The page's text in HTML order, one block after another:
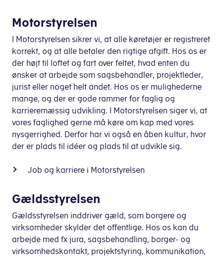
Motorstyrelsen
I Motorstyrelsen sikrer vi, at alle køretøjer er registreret
korrekt, og at alle betaler den rigtige afgift. Hos os er
der højt til loftet og fart over feltet, hvad enten du
ønsker at arbejde som sagsbehandler, projektleder,
jurist eller noget helt andet. Hos os er mulighederne
mange, og der er gode rammer for faglig og
karrieremæssig udvikling. I Motorstyrelsen siger vi, at
vores faglighed gerne må køre om kap med vores
nysgerrighed. Derfor har vi også en åben kultur, hvor
der er plads til idéer og plads til at udvikle sig.
Job og karriere i Motorstyrelsen
Gældsstyrelsen
Gældsstyrelsen inddriver gæld, som borgere og
virksomheder skylder det offentlige. Hos os kan du
arbejde med fx jura, sagsbehandling, borger- og
virksomhedskontakt, projektstyring, kommunikation,